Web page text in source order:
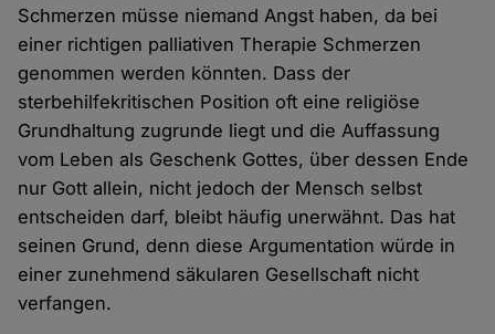
Schmerzen müsse niemand Angst haben, da bei
einer richtigen palliativen Therapie Schmerzen
genommen werden könnten. Dass der
sterbehilfekritischen Position oft eine religiöse
Grundhaltung zugrunde liegt und die Auffassung
vom Leben als Geschenk Gottes, über dessen Ende
nur Gott allein, nicht jedoch der Mensch selbst
entscheiden darf, bleibt häufig unerwähnt. Das hat
seinen Grund, denn diese Argumentation würde in
einer zunehmend säkularen Gesellschaft nicht
verfangen.